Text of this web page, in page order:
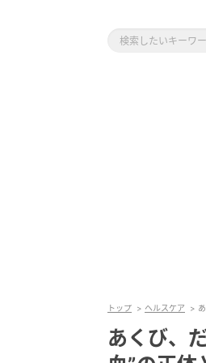
トップ ヘルスケア
あくび、